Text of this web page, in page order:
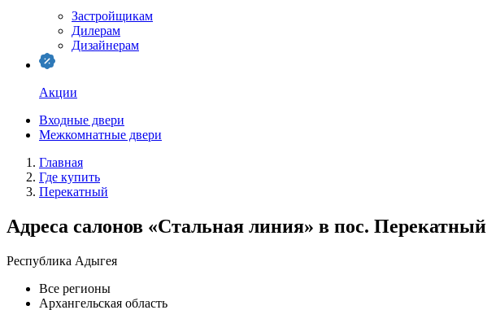
Застройщикам
Дилерам
Дизайнерам
Акции
Входные двери
Межкомнатные двери
Главная
Где купить
Перекатный
Адреса салонов «Стальная линия» в пос. Перекатный
Республика Адыгея
Все регионы
Архангельская область